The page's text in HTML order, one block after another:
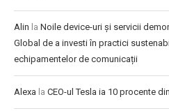
Alin la Noile device-uri și servicii
Global de a investi în practici
echipamentelor de comunicații
Alexa la CEO-ul Tesla ia 10 procente